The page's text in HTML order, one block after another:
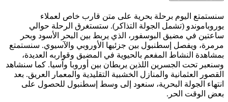
سنستمتع اليوم برحلة بحرية على متن قارب خاص لعملاء
يوروباموندو (تشمل الجولة التذاكر). ستستغرق الرحلة حوالي
ساعتين في مضيق البوسفور، الذي يربط بين البحر الأسود وبحر
مرمرة، ويفصل إسطنبول بين جزئيها الأوروبي والآسيوي. سنستمتع
بمشاهدة النشاط المفعم بالحيوية في المضيق وقواربه العديدة،
وسنعبر تحت الجسرين اللذين يربطان بين أوروبا وآسيا. كما سنشاهد
القصور العثمانية والمنازل الخشبية التقليدية والمعمار العريق. بعد
انتهاء الجولة البحرية، سنعود إلى وسط إسطنبول للحصول على
بعض الوقت الحر.